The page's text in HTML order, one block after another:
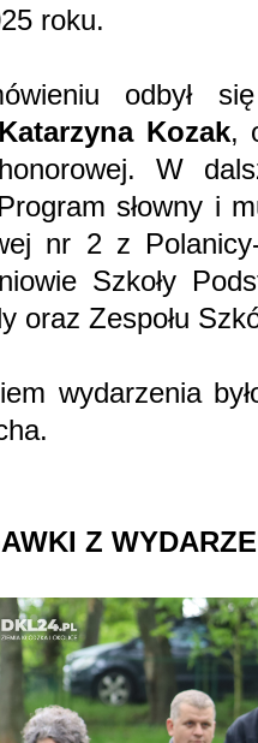
roku.
odbył
Katarzyna Kozak,
W
słowny i
nr 2 z
Szkoły
oraz Zespołu
wydarzenia
Z